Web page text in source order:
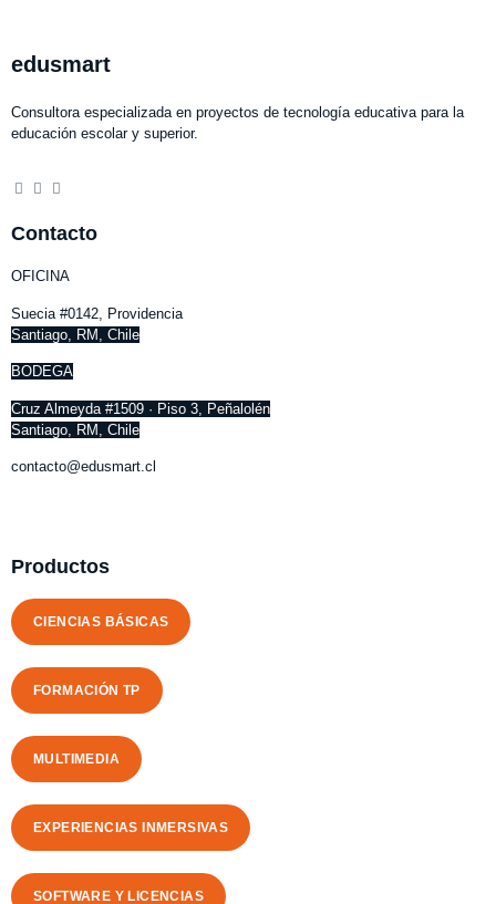
edusmart
Consultora especializada en proyectos de tecnología educativa para la
educación escolar y superior.
Contacto
OFICINA
Suecia #0142, Providencia
Santiago, RM, Chile
BODEGA
Cruz Almeyda #1509 · Piso 3, Peñalolén
Santiago, RM, Chile
contacto@edusmart.cl
Productos
CIENCIAS BÁSICAS
FORMACIÓN TP
MULTIMEDIA
EXPERIENCIAS INMERSIVAS
SOFTWARE Y LICENCIAS